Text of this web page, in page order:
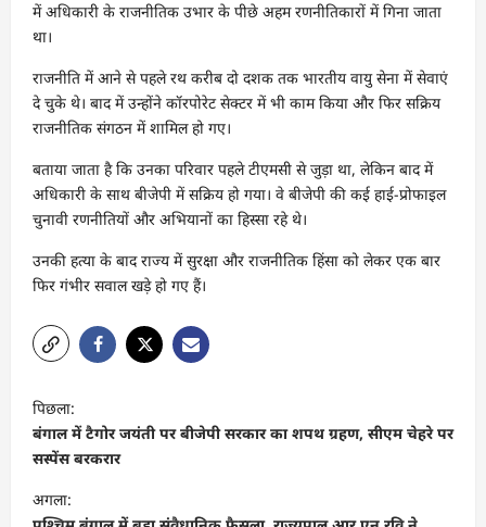
में अधिकारी के राजनीतिक उभार के पीछे अहम रणनीतिकारों में गिना जाता
था।
राजनीति में आने से पहले रथ करीब दो दशक तक भारतीय वायु सेना में सेवाएं
दे चुके थे। बाद में उन्होंने कॉरपोरेट सेक्टर में भी काम किया और फिर सक्रिय
राजनीतिक संगठन में शामिल हो गए।
बताया जाता है कि उनका परिवार पहले टीएमसी से जुड़ा था, लेकिन बाद में
अधिकारी के साथ बीजेपी में सक्रिय हो गया। वे बीजेपी की कई हाई-प्रोफाइल
चुनावी रणनीतियों और अभियानों का हिस्सा रहे थे।
उनकी हत्या के बाद राज्य में सुरक्षा और राजनीतिक हिंसा को लेकर एक बार
फिर गंभीर सवाल खड़े हो गए हैं।
पो
स्ट
ने
वि
पिछला:
बंगाल में टैगोर जयंती पर बीजेपी सरकार का शपथ ग्रहण, सीएम चेहरे पर
सस्पेंस बरकरार
अगला: